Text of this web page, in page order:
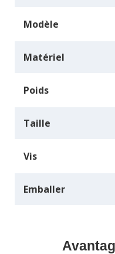
Modèle
Matériel
Poids
Taille
Vis
Emballer